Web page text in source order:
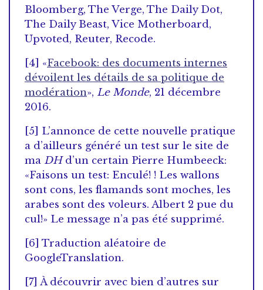
Bloomberg, The Verge, The Daily Dot,
The Daily Beast, Vice Motherboard,
Upvoted, Reuter, Recode.
[4] «Facebook: des documents internes
dévoilent les détails de sa politique de
modération», Le Monde, 21 décembre
2016.
[5] L’annonce de cette nouvelle pratique
a d’ailleurs généré un test sur le site de
ma DHd’un certain Pierre Humbeeck:
«Faisons un test: Enculé! ! Les wallons
sont cons, les flamands sont moches, les
arabes sont des voleurs. Albert 2 pue du
cul!» Le message n’a pas été supprimé.
[6] Traduction aléatoire de
GoogleTranslation.
[7] À découvrir avec bien d’autres sur